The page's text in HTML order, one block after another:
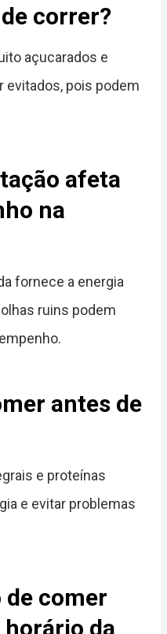
correr?
açucarados e
evitados, pois podem
afeta
na
fornece a energia
ruins podem
antes de
e proteínas
e evitar problemas
de comer
da